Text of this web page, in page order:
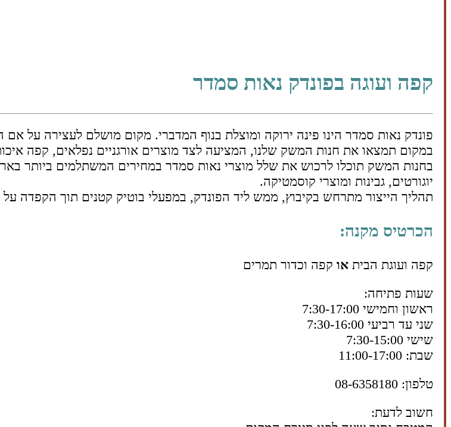
קפה ועוגה בפונדק נאות סמדר
פונדק נאות סמדר הינו פינה ירוקה ומוצלת בנוף המדברי. מקום מושלם לעצירה על אם
במקום תמצאו את חנות המשק שלנו, המציעה לצד מוצרים אורגניים נפלאים, קפה
בחנות המשק תוכלו לרכוש את שלל מוצרי נאות סמדר במחירים המשתלמים ביותר
יוגורטים, גבינות ומוצרי קוסמטיקה.
תהליך הייצור מתרחש בקיבוץ, ממש ליד הפונדק, במפעלי בוטיק קטנים תוך הקפדה על
הכרטיס מקנה:
קפה ועוגת הבית או קפה וכדור תמרים
שעות פתיחה:
ראשון וחמישי 7:30-17:00
שני עד רביעי 7:30-16:00
שישי 7:30-15:00
שבת: 11:00-17:00
טלפון: 08-6358180
חשוב לדעת: